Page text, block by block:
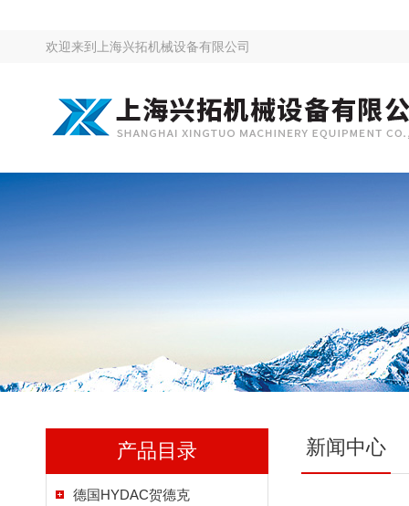
欢迎来到 上海兴拓机械设备有限公司
产品目录
德国HYDAC贺德克
新闻中心